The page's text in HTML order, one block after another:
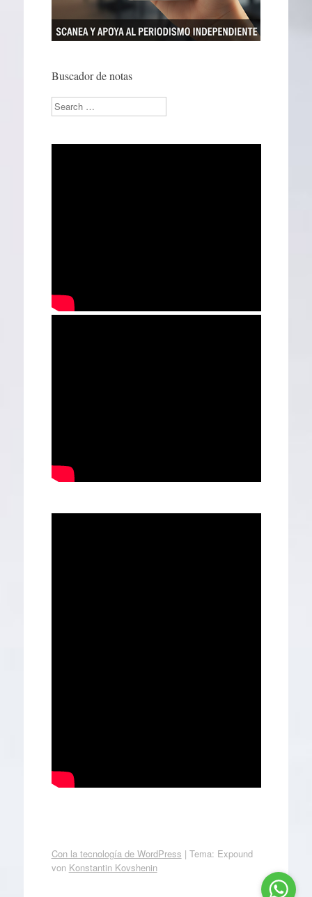
Buscador de notas
Search
Con la tecnología de WordPress | Tema: Expound
von Konstantin Kovshenin